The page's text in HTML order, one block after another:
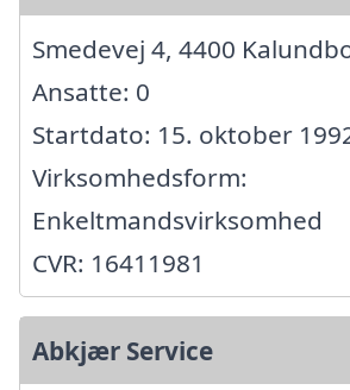
Smedevej 4, 4400
Ansatte: 0
Startdato: 15. oktober
Virksomhedsform:
Enkeltmandsvirksomhed
CVR: 16411981
Abkjær Service